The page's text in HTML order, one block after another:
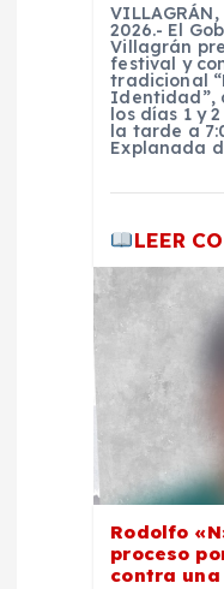
2026.- El
Villagrán
festival y
tradicional
Identidad”,
los días 1 y
la tarde a
Explanada
LEER
Rodolfo
proceso
contra una